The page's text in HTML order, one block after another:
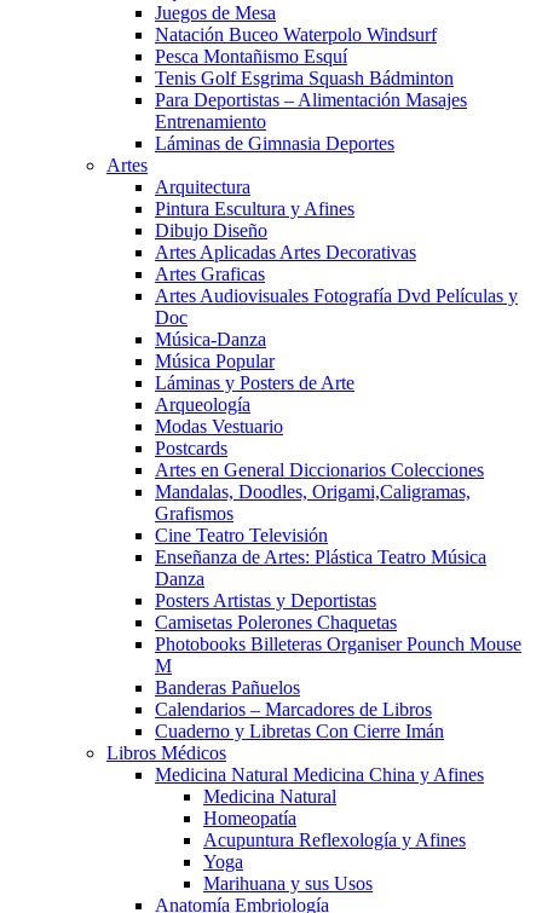
Juegos de Mesa
Natación Buceo Waterpolo Windsurf
Pesca Montañismo Esquí
Tenis Golf Esgrima Squash Bádminton
Para Deportistas – Alimentación Masajes
Entrenamiento
Láminas de Gimnasia Deportes
Artes
Arquitectura
Pintura Escultura y Afines
Dibujo Diseño
Artes Aplicadas Artes Decorativas
Artes Graficas
Artes Audiovisuales Fotografía Dvd Películas y
Doc
Música-Danza
Música Popular
Láminas y Posters de Arte
Arqueología
Modas Vestuario
Postcards
Artes en General Diccionarios Colecciones
Mandalas, Doodles, Origami,Caligramas,
Grafismos
Cine Teatro Televisión
Enseñanza de Artes: Plástica Teatro Música
Danza
Posters Artistas y Deportistas
Camisetas Polerones Chaquetas
Photobooks Billeteras Organiser Pounch Mouse
M
Banderas Pañuelos
Calendarios – Marcadores de Libros
Cuaderno y Libretas Con Cierre Imán
Libros Médicos
Medicina Natural Medicina China y Afines
Medicina Natural
Homeopatía
Acupuntura Reflexología y Afines
Yoga
Marihuana y sus Usos
Anatomía Embriología